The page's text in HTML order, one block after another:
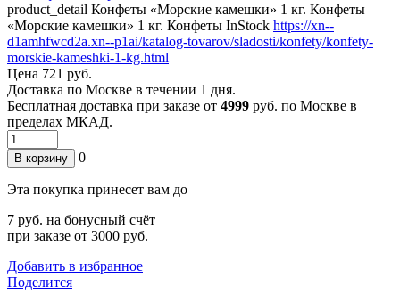
product_detail Конфеты «Морские камешки» 1 кг. Конфеты
«Морские камешки» 1 кг. Конфеты InStock https://xn--
d1amhfwcd2a.xn--p1ai/katalog-tovarov/sladosti/konfety/konfety-
morskie-kameshki-1-kg.html
Цена 721 руб.
Доставка по Москве в течении 1 дня.
Бесплатная доставка при заказе от 4999 руб. по Москве в
пределах МКАД.
В корзину 0
Эта покупка принесет вам до
7 руб. на бонусный счёт
при заказе от 3000 руб.
Добавить в избранное
Поделится